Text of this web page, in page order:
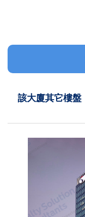
該大廈其它樓盤